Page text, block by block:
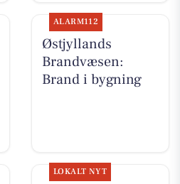
ALARM112
Østjyllands
Brandvæsen:
Brand i bygning
LOKALT NYT